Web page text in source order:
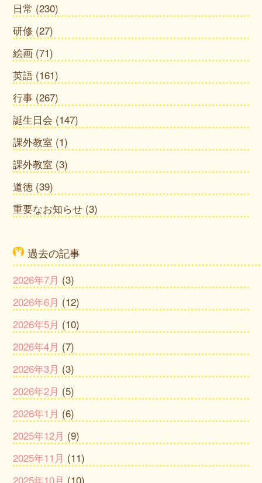
日常 (230)
研修 (27)
絵画 (71)
英語 (161)
行事 (267)
誕生日会 (147)
課外教室 (1)
課外教室 (3)
道徳 (39)
重要なお知らせ (3)
過去の記事
2026年7月 (3)
2026年6月 (12)
2026年5月 (10)
2026年4月 (7)
2026年3月 (3)
2026年2月 (5)
2026年1月 (6)
2025年12月 (9)
2025年11月 (11)
2025年10月 (10)